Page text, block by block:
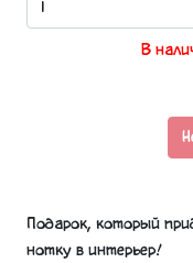
В
Подарок, который
нотку в интерьер!